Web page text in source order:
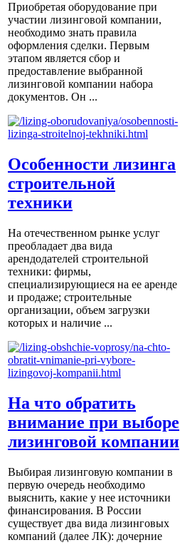
Приобретая оборудование при
участии лизинговой компании,
необходимо знать правила
оформления сделки. Первым
этапом является сбор и
предоставление выбранной
лизинговой компании набора
документов. Он ...
Особенности лизинга
строительной
техники
На отечественном рынке услуг
преобладает два вида
арендодателей строительной
техники: фирмы,
специализирующиеся на ее аренде
и продаже; строительные
организации, объем загрузки
которых и наличие ...
На что обратить
внимание при выборе
лизинговой компании
Выбирая лизинговую компании в
первую очередь необходимо
выяснить, какие у нее источники
финансирования. В России
существует два вида лизинговых
компаний (далее ЛК): дочерние